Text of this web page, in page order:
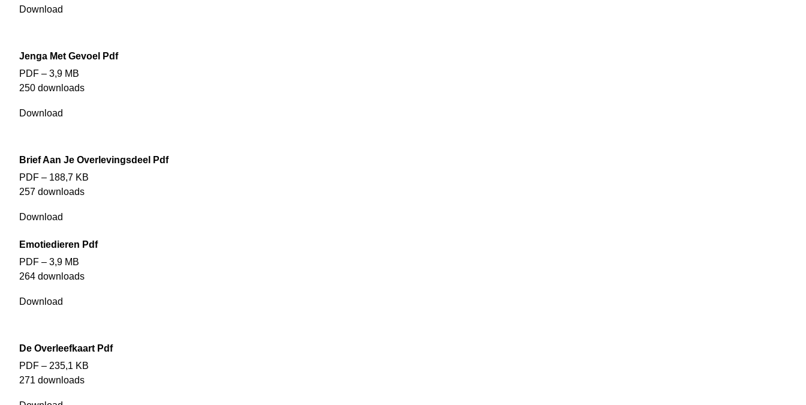
Download
Jenga Met Gevoel Pdf
PDF – 3,9 MB
250 downloads
Download
Brief Aan Je Overlevingsdeel Pdf
PDF – 188,7 KB
257 downloads
Download
Emotiedieren Pdf
PDF – 3,9 MB
264 downloads
Download
De Overleefkaart Pdf
PDF – 235,1 KB
271 downloads